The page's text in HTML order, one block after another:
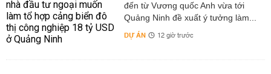
đến từ Vương quốc Anh vừa tới
Quảng Ninh đề xuất ý tưởng làm...
DỰ ÁN 12 giờ trước